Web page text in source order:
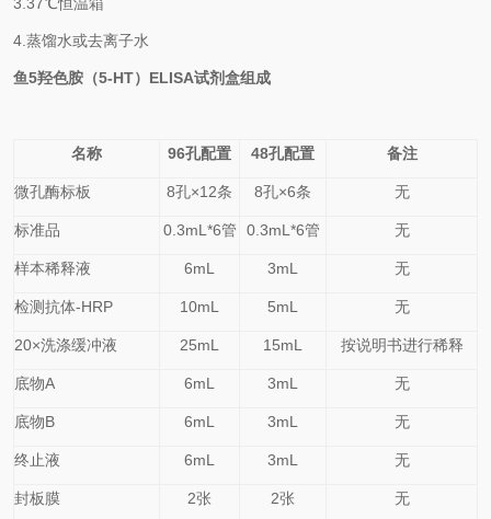
4. 蒸馏水或去离子水
鱼5羟色胺（5-HT） ELISA试剂盒组成
名称 96孔配置 48孔配置 备注
微孔酶标板 8孔×12条 8孔×6条 无
标准品 0. 3mL*6管 0. 3mL*6管 无
样本稀释液 6mL 3mL 无
检测抗体-HRP 10mL 5mL 无
20×洗涤缓冲液 25mL 15mL 按说明书进行稀释
底物A 6mL 3mL 无
底物B 6mL 3mL 无
终止液 6mL 3mL 无
封板膜 2张 2张 无